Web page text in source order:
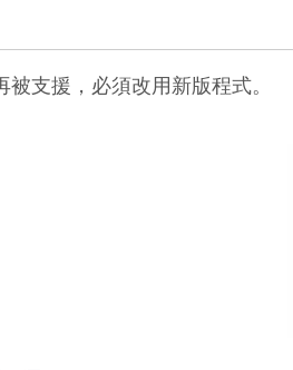
支援，必須改用新版程式。